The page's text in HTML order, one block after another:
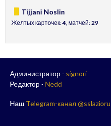
Tijjani Noslin
Желтых карточек:4, матчей:29
Администратор - signori
Редактор - Nedd
Наш Telegram-канал @sslazioru